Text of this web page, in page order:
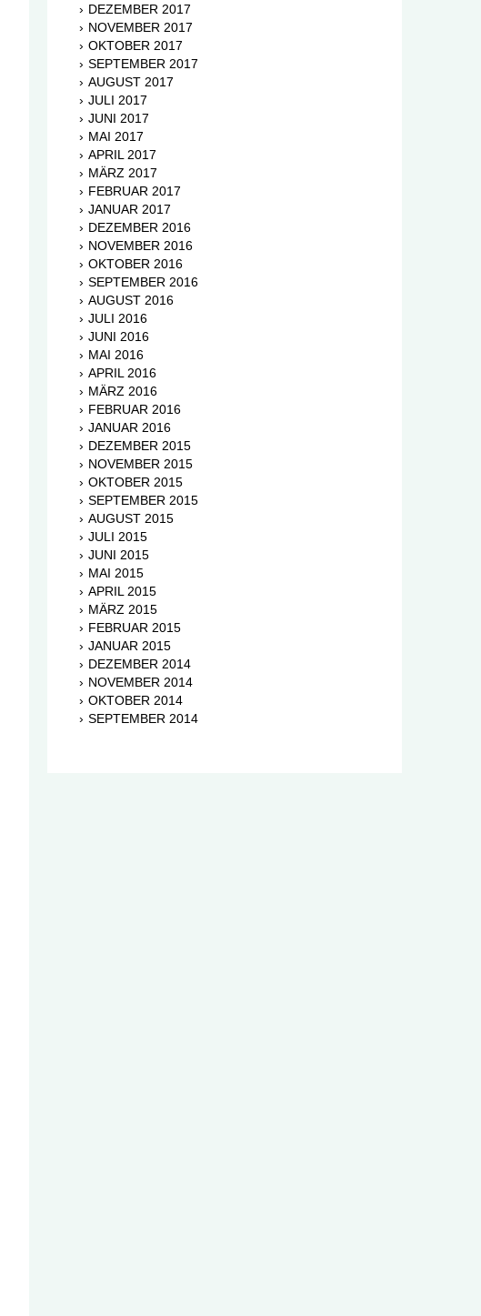
DEZEMBER 2017
NOVEMBER 2017
OKTOBER 2017
SEPTEMBER 2017
AUGUST 2017
JULI 2017
JUNI 2017
MAI 2017
APRIL 2017
MÄRZ 2017
FEBRUAR 2017
JANUAR 2017
DEZEMBER 2016
NOVEMBER 2016
OKTOBER 2016
SEPTEMBER 2016
AUGUST 2016
JULI 2016
JUNI 2016
MAI 2016
APRIL 2016
MÄRZ 2016
FEBRUAR 2016
JANUAR 2016
DEZEMBER 2015
NOVEMBER 2015
OKTOBER 2015
SEPTEMBER 2015
AUGUST 2015
JULI 2015
JUNI 2015
MAI 2015
APRIL 2015
MÄRZ 2015
FEBRUAR 2015
JANUAR 2015
DEZEMBER 2014
NOVEMBER 2014
OKTOBER 2014
SEPTEMBER 2014